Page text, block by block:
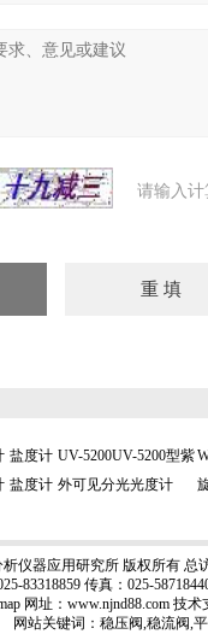
请输入
盐度计
盐度计
UV-5200UV-5200型紫
外可见分光光度计
仪器应用研究所 版权所有 总
83318859 传真：025-
网址：www.njnd88.com 技术
网站关键词：稳压阀,稳流阀,